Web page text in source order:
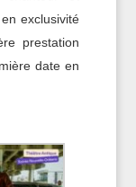
exclusivité
prestation
date en